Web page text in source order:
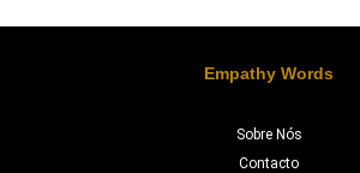
Empathy Words
Sobre Nós
Contacto